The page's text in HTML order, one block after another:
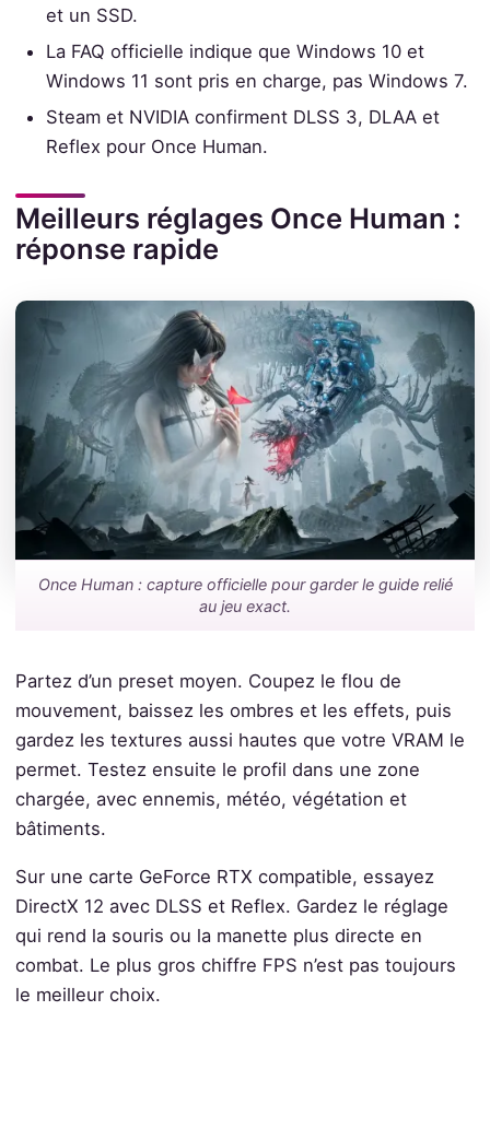
et un SSD.
La FAQ officielle indique que Windows 10 et
Windows 11 sont pris en charge, pas Windows 7.
Steam et NVIDIA confirment DLSS 3, DLAA et
Reflex pour Once Human.
Meilleurs réglages Once Human :
réponse rapide
Once Human : capture officielle pour garder le guide relié
au jeu exact.
Partez d’un preset moyen. Coupez le flou de
mouvement, baissez les ombres et les effets, puis
gardez les textures aussi hautes que votre VRAM le
permet. Testez ensuite le profil dans une zone
chargée, avec ennemis, météo, végétation et
bâtiments.
Sur une carte GeForce RTX compatible, essayez
DirectX 12 avec DLSS et Reflex. Gardez le réglage
qui rend la souris ou la manette plus directe en
combat. Le plus gros chiffre FPS n’est pas toujours
le meilleur choix.